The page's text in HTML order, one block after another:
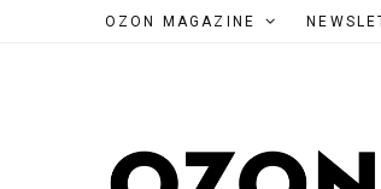
OZON MAGAZINE